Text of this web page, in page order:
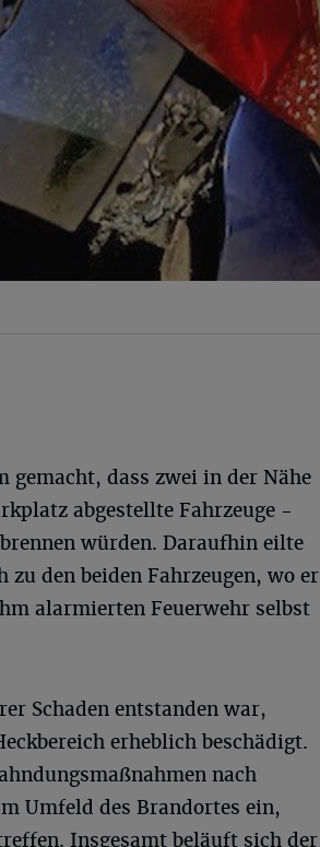
gemacht, dass zwei in der Nähe
abgestellte Fahrzeuge -
würden. Daraufhin eilte
den beiden Fahrzeugen, wo er
alarmierten Feuerwehr selbst
Schaden entstanden war,
erheblich beschädigt.
nach
Umfeld des Brandortes ein,
Insgesamt beläuft sich der